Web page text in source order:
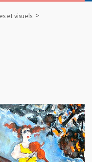
et visuels